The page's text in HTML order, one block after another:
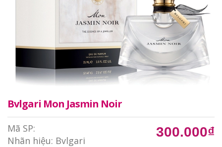
Bvlgari Mon Jasmin Noir
Mã SP:
Nhãn hiệu: Bvlgari
300.000₫